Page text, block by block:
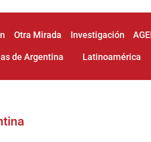
Otra Mirada Investigación
de Argentina Latinoamérica